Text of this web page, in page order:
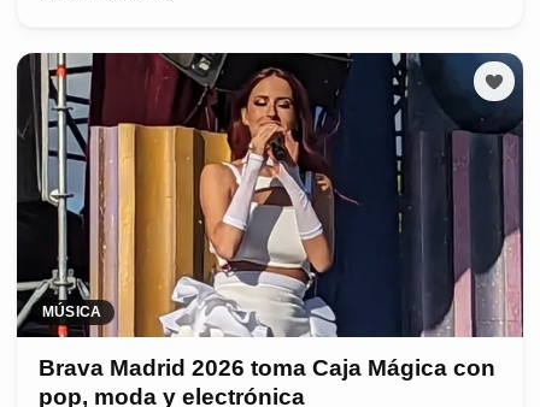
MÚSICA
Brava Madrid 2026 toma Caja Mágica con
pop, moda y electrónica